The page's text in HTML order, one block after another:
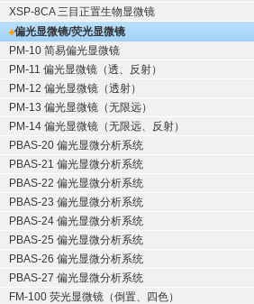
XSP-8CA 三目正置生物显微镜
偏光显微镜/荧光显微镜
PM-10 简易偏光显微镜
PM-11 偏光显微镜（透、反射）
PM-12 偏光显微镜（透射）
PM-13 偏光显微镜（无限远）
PM-14 偏光显微镜（无限远、反射）
PBAS-20 偏光显微分析系统
PBAS-21 偏光显微分析系统
PBAS-22 偏光显微分析系统
PBAS-23 偏光显微分析系统
PBAS-24 偏光显微分析系统
PBAS-25 偏光显微分析系统
PBAS-26 偏光显微分析系统
PBAS-27 偏光显微分析系统
FM-100 荧光显微镜（倒置、四色）